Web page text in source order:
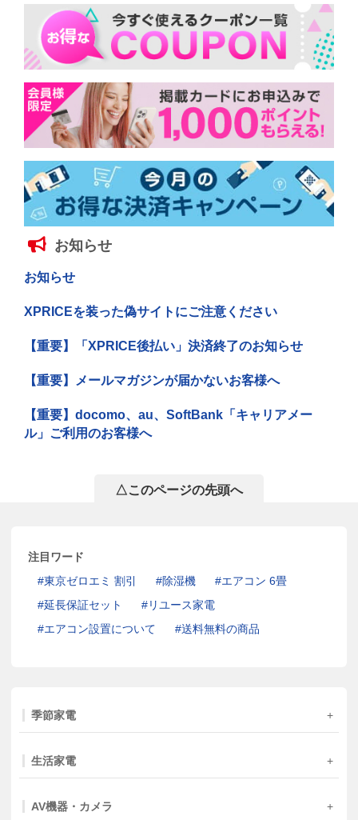
お知らせ
お知らせ
XPRICEを装った偽サイトにご注意ください
【重要】「XPRICE後払い」決済終了のお知らせ
【重要】メールマガジンが届かないお客様へ
【重要】docomo、au、SoftBank「キャリアメー
ル」ご利用のお客様へ
△このページの先頭へ
注目ワード
東京ゼロエミ 割引
除湿機
エアコン 6畳
延長保証セット
リユース家電
エアコン設置について
送料無料の商品
季節家電
生活家電
AV機器・カメラ